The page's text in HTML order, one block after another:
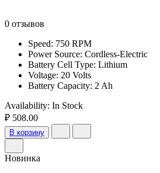
0 отзывов
Speed: 750 RPM
Power Source: Cordless-Electric
Battery Cell Type: Lithium
Voltage: 20 Volts
Battery Capacity: 2 Ah
Availability: In Stock
₽ 508.00
В корзину
Новинка